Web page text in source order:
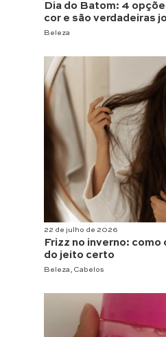
Dia do Batom: 4
cor e são verdadeiras
Beleza
22 de julho de 2026
Frizz no inverno: como
do jeito certo
Beleza Cabelos